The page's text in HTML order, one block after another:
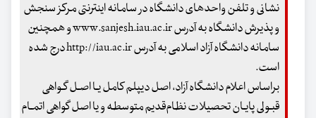
نشانی و تلفن واحدهای دانشگاه در سامانه اینترنتی مرکز سنجش
و پذیرش دانشگاه به آدرس www.sanjesh.iau.ac.ir و همچنین
سامانه دانشگاه آزاد اسلامی به آدرس http://iau.ac.ir درج شده
است.
براساس اعلام دانشگاه آزاد، اصل دیپلم کامل یـا اصـل گـواهی
قبـولی پایـان تحصیلات نظام‌قدیم متوسطه و یا اصل گواهی اتمـام